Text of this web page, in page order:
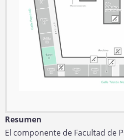
Resumen
El componente de Facultad de